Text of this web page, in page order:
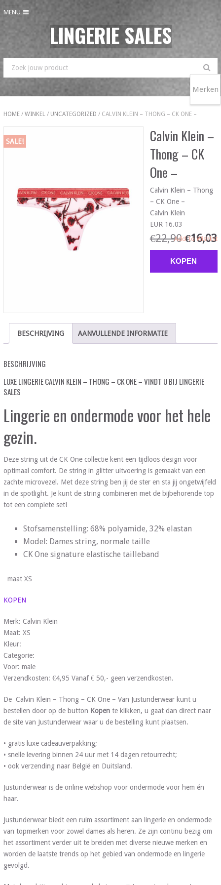
MENU
LINGERIE SALES
HOME/ WINKEL/ UNCATEGORIZED / CALVIN KLEIN – THONG – CK ONE –
SALE!
Calvin Klein –
Thong – CK
One –
Calvin Klein – Thong
– CK One –
Calvin Klein
EUR 16.03
€22,90 €16,03
KOPEN
Add To Wishlist
BESCHRIJVING AANVULLENDE INFORMATIE
BESCHRIJVING
LUXE LINGERIE CALVIN KLEIN – THONG – CK ONE – VINDT U BIJ LINGERIE
SALES
Lingerie en ondermode voor het hele
gezin.
Deze string uit de CK One collectie kent een tijdloos design voor
optimaal comfort. De string in glitter uitvoering is gemaakt van een
zachte microvezel. Met deze string ben jij de ster en sta jij ongetwijfeld
in de spotlight. Je kunt de string combineren met de bijbehorende top
tot een complete set!
Stofsamenstelling: 68% polyamide, 32% elastan
Model: Dames string, normale taille
CK One signature elastische tailleband
maat XS
KOPEN
Merk: Calvin Klein
Maat: XS
Kleur:
Categorie:
Voor: male
Verzendkosten: €4,95 Vanaf € 50,- geen verzendkosten.
De Calvin Klein – Thong – CK One – Van Justunderwear kunt u
bestellen door op de button Kopente klikken, u gaat dan direct naar
de site van Justunderwear waar u de bestelling kunt plaatsen.
• gratis luxe cadeauverpakking;
• snelle levering binnen 24 uur met 14 dagen retourrecht;
• ook verzending naar België en Duitsland.
Justunderwear is de online webshop voor ondermode voor hem én
haar.
Justunderwear biedt een ruim assortiment aan lingerie en ondermode
van topmerken voor zowel dames als heren. Ze zijn continu bezig om
het assortiment verder uit te breiden met diverse nieuwe merken en
worden de laatste trends op het gebied van ondermode en lingerie
gevolgd.
Merken